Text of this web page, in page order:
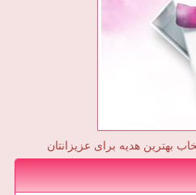
بهترین هدیه برای عزیزانتان